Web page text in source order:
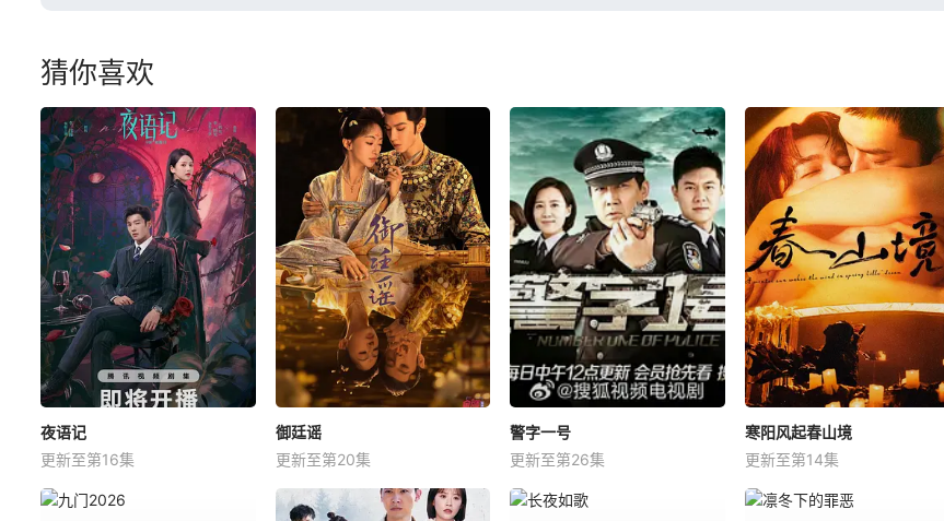
猜你喜欢
夜语记
更新至第16集
御廷谣
更新至第20集
警字一号
更新至第26集
寒阳风起春山境
更新至第14集